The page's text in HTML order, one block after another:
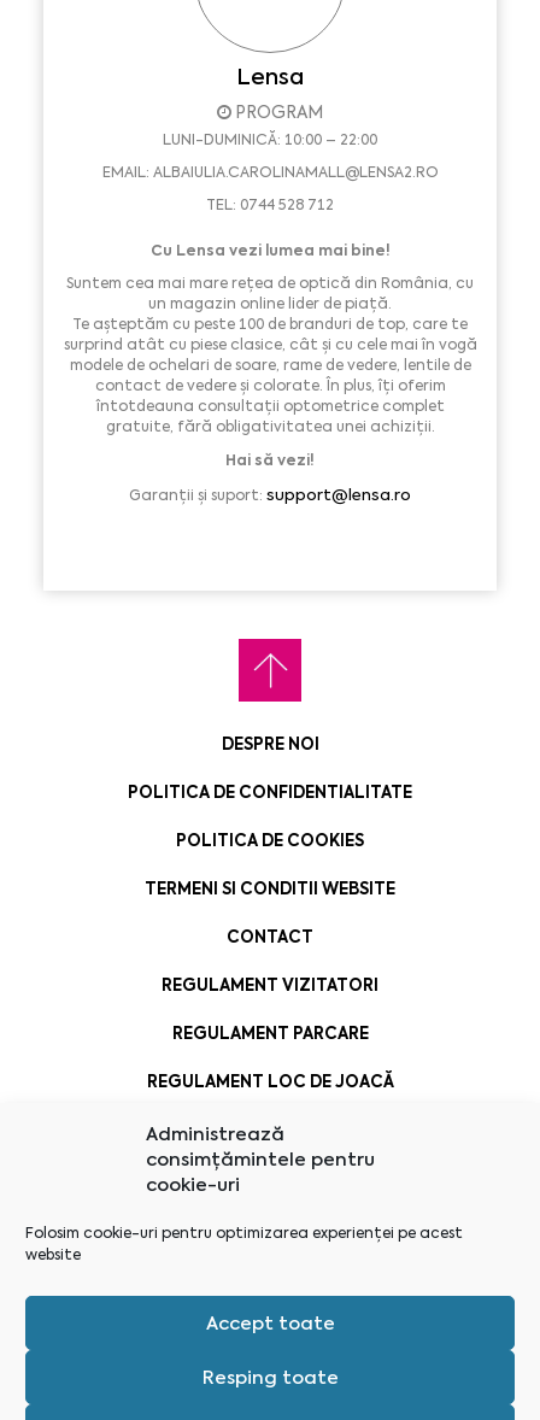
Administrează
consimțămintele pentru
cookie-uri
Folosim cookie-uri pentru optimizarea experienței pe acest
website
Accept toate
Resping toate
Lensa
PROGRAM
LUNI-DUMINICĂ: 10:00 – 22:00
EMAIL: ALBAIULIA.CAROLINAMALL@LENSA2.RO
TEL: 0744 528 712
Cu Lensa vezi lumea mai bine!
Suntem cea mai mare rețea de optică din România, cu
un magazin online lider de piață.
Te așteptăm cu peste 100 de branduri de top, care te
surprind atât cu piese clasice, cât și cu cele mai în vogă
modele de ochelari de soare, rame de vedere, lentile de
contact de vedere și colorate. În plus, îți oferim
întotdeauna consultații optometrice complet
gratuite, fără obligativitatea unei achiziții.
Hai să vezi!
Garanții și suport: support@lensa.ro
DESPRE NOI
POLITICA DE CONFIDENTIALITATE
POLITICA DE COOKIES
TERMENI SI CONDITII WEBSITE
CONTACT
REGULAMENT VIZITATORI
REGULAMENT PARCARE
REGULAMENT LOC DE JOACĂ